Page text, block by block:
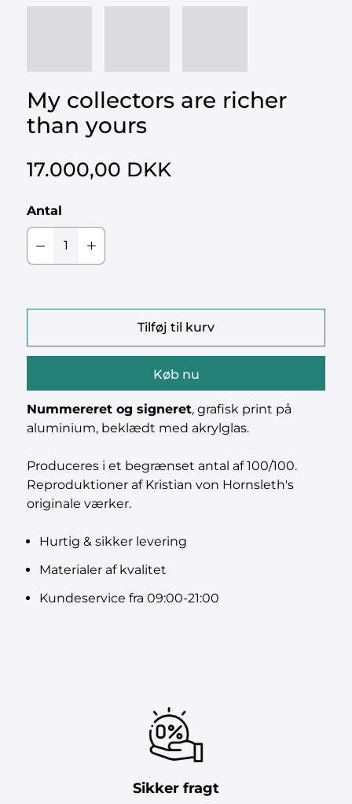
My collectors are richer
than yours
17.000,00 DKK
Antal
Tilføj til kurv
Køb nu
Nummereret og signeret, grafisk print på
aluminium, beklædt med akrylglas.
Produceres i et begrænset antal af 100/100.
Reproduktioner af Kristian von Hornsleth's
originale værker.
Hurtig & sikker levering
Materialer af kvalitet
Kundeservice fra 09:00-21:00
Sikker fragt